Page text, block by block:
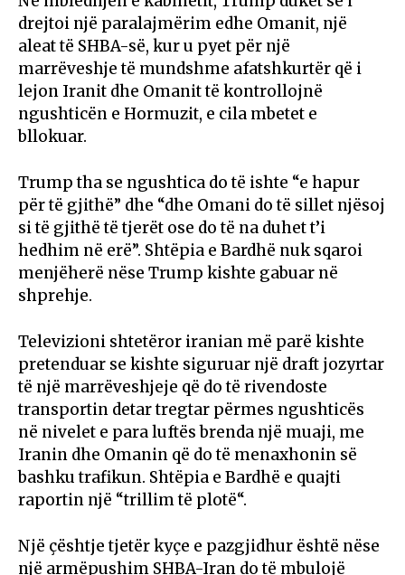
drejtoi një paralajmërim edhe Omanit, një
aleat të SHBA-së, kur u pyet për një
marrëveshje të mundshme afatshkurtër që i
lejon Iranit dhe Omanit të kontrollojnë
ngushticën e Hormuzit, e cila mbetet e
bllokuar.
Trump tha se ngushtica do të ishte “e hapur
për të gjithë” dhe “dhe Omani do të sillet njësoj
si të gjithë të tjerët ose do të na duhet t’i
hedhim në erë”. Shtëpia e Bardhë nuk sqaroi
menjëherë nëse Trump kishte gabuar në
shprehje.
Televizioni shtetëror iranian më parë kishte
pretenduar se kishte siguruar një draft jozyrtar
të një marrëveshjeje që do të rivendoste
transportin detar tregtar përmes ngushticës
në nivelet e para luftës brenda një muaji, me
Iranin dhe Omanin që do të menaxhonin së
bashku trafikun. Shtëpia e Bardhë e quajti
raportin një “trillim të plotë“.
Një çështje tjetër kyçe e pazgjidhur është nëse
një armëpushim SHBA-Iran do të mbulojë